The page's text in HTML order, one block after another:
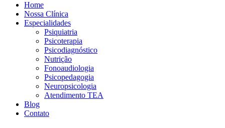
Home
Nossa Clínica
Especialidades
Psiquiatria
Psicoterapia
Psicodiagnóstico
Nutrição
Fonoaudiologia
Psicopedagogia
Neuropsicologia
Atendimento TEA
Blog
Contato